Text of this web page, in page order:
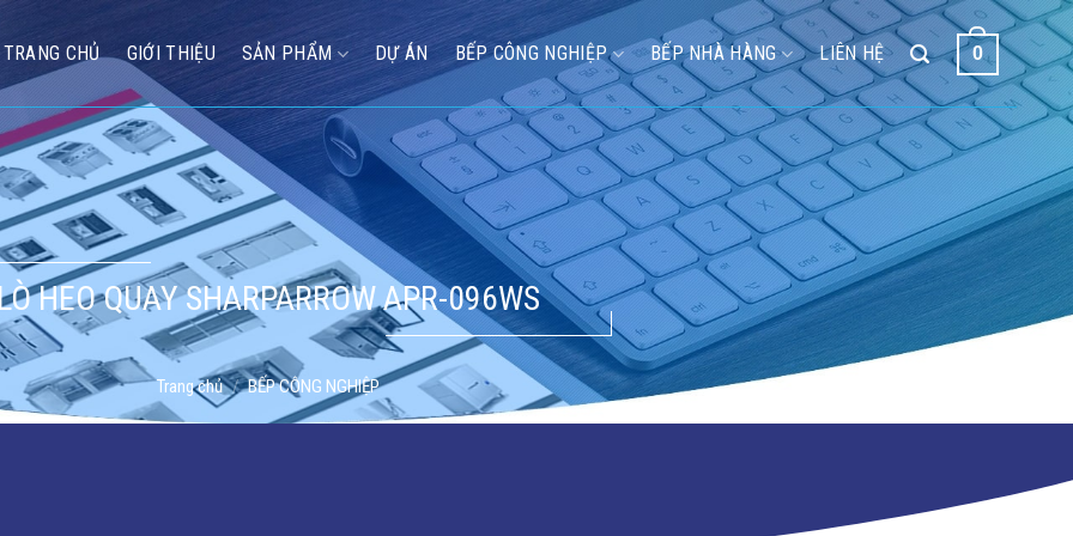
TRANG CHỦ GIỚI THIỆU SẢN PHẨM DỰ ÁN BẾP CÔNG NGHIỆP BẾP NHÀ HÀNG LIÊN HỆ 0
HEO QUAY SHARPARROW APR-096WS
Trang chủ / BẾP CÔNG NGHIỆP